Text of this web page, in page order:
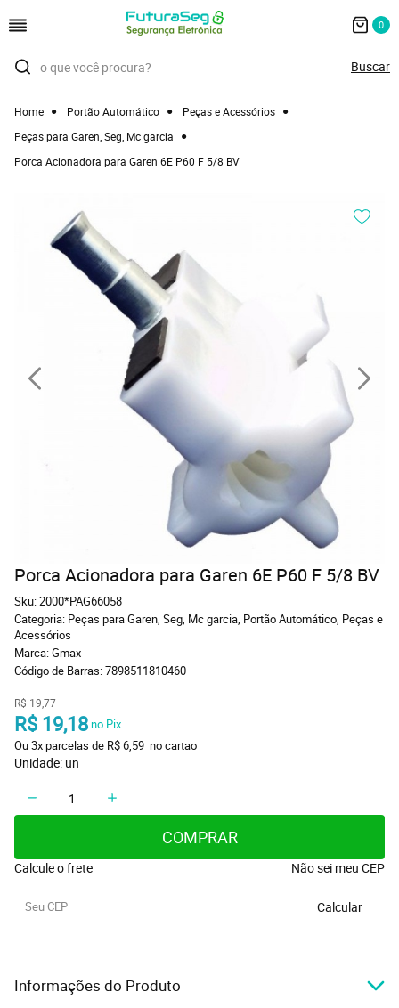
0
Home Portão Automático
Peças e Acessórios
Peças para Garen, Seg, Mc garcia
Porca Acionadora para Garen 6E P60 F 5/8 BV
Porca Acionadora para Garen 6E P60 F 5/8 BV
Sku:2000*PAG66058
Categoria: Peças para Garen, Seg, Mc garcia, Portão Automático, Peças e
Acessórios
Marca:Gmax
Código de Barras:7898511810460
R$ 19,77
R$ 19,18 no Pix
Ou 3x parcelas de R$ 6,59 no cartao
Unidade: un
COMPRAR
Calcule o frete Não sei meu CEP
Calcular
Informações do Produto